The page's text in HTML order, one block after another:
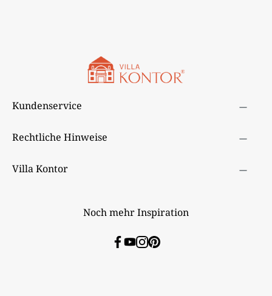
Kundenservice
Rechtliche Hinweise
Villa Kontor
Noch mehr Inspiration